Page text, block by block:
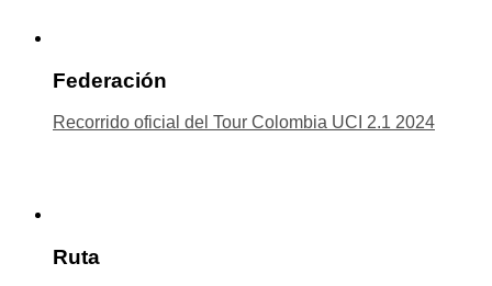
Federación
Recorrido oficial del Tour Colombia UCI 2.1 2024
Ruta